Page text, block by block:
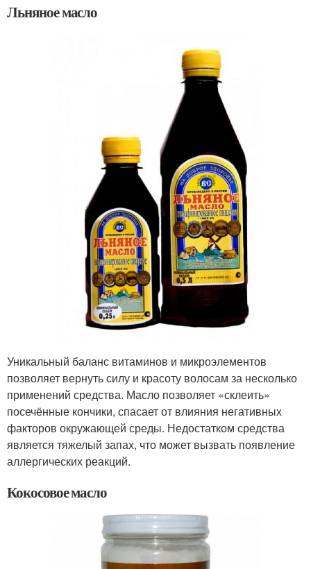
Льняное масло
Уникальный баланс витаминов и микроэлементов
позволяет вернуть силу и красоту волосам за несколько
применений средства. Масло позволяет «склеить»
посечённые кончики, спасает от влияния негативных
факторов окружающей среды. Недостатком средства
является тяжелый запах, что может вызвать появление
аллергических реакций.
Кокосовое масло